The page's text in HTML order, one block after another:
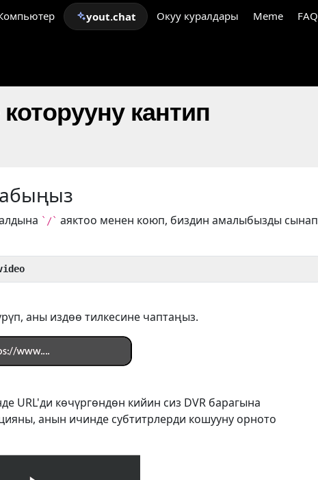
yout.chat Окуу куралдары Meme FAQ
кантип
`/` аяктоо менен коюп, биздин амалыбызды сынап
аны издөө тилкесине чаптаңыз.
URL'ди көчүргөндөн кийин сиз DVR барагына
анын ичинде субтитрлерди кошууну орното